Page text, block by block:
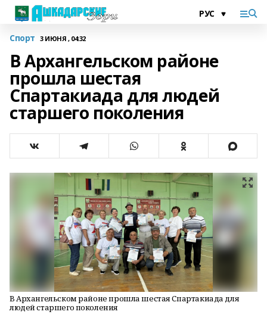
Спорт 3 ИЮНЯ , 04:32
В Архангельском районе
прошла шестая
Спартакиада для людей
старшего поколения
В Архангельском районе прошла шестая Спартакиада для
людей старшего поколения